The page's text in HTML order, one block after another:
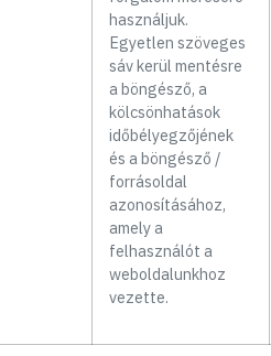
használjuk.
Egyetlen szöveges
sáv kerül mentésre
a böngésző, a
kölcsönhatások
időbélyegzőjének
és a böngésző /
forrásoldal
azonosításához,
amely a
felhasználót a
weboldalunkhoz
vezette.